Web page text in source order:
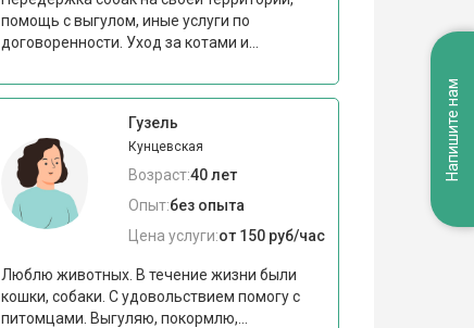
помощь с выгулом, иные услуги по
договоренности. Уход за котами и...
Гузель
Кунцевская
Возраст:40 лет
Опыт:без опыта
Цена услуги:от 150 руб/час
Люблю животных. В течение жизни были
кошки, собаки. С удовольствием помогу с
питомцами. Выгуляю, покормлю,...
Напишите нам